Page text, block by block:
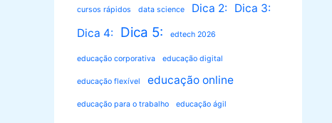
cursos rápidos data science Dica 2:
Dica 3:
Dica 4:
Dica 5: edtech 2026
educação corporativa educação digital
educação flexível educação online
educação para o trabalho educação ágil